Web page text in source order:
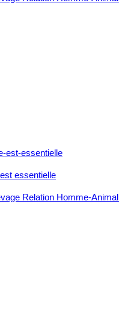
essentielle
Relation Homme-Animal